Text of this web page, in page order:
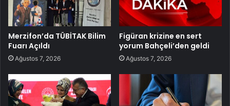
Merzifon’da TÜBİTAK Bilim
Fuarı Açıldı
Ağustos 7, 2026
Figüran krizine en sert
yorum Bahçeli’den geldi
Ağustos 7, 2026